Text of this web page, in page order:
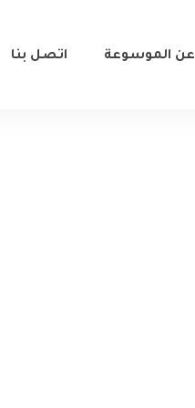
عن الموسوعة اتصل بنا